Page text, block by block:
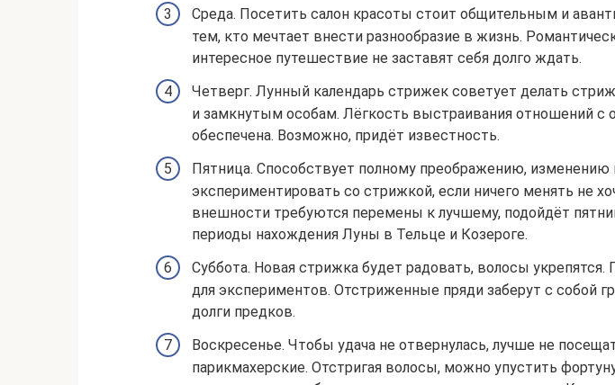
Среда. Посетить салон красоты стоит общительным и
тем, кто мечтает внести разнообразие в жизнь.
интересное путешествие не заставят себя долго ждать.
Четверг. Лунный календарь стрижек советует делать
и замкнутым особам. Лёгкость выстраивания отношений
обеспечена. Возможно, придёт известность.
Пятница. Способствует полному преображению,
экспериментировать со стрижкой, если ничего менять не
внешности требуются перемены к лучшему, подойдёт
периоды нахождения Луны в Тельце и Козероге.
Суббота. Новая стрижка будет радовать, волосы укрепятся.
для экспериментов. Отстриженные пряди заберут с собой
долги предков.
Воскресенье. Чтобы удача не отвернулась, лучше не
парикмахерские. Отстригая волосы, можно упустить